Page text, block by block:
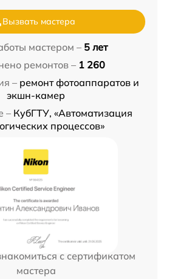
Вызвать мастера
мастером – 5 лет
ремонтов – 1 260
– ремонт фотоаппаратов и
экшн-камер
– КубГТУ, «Автоматизация
процессов»
с сертификатом
мастера